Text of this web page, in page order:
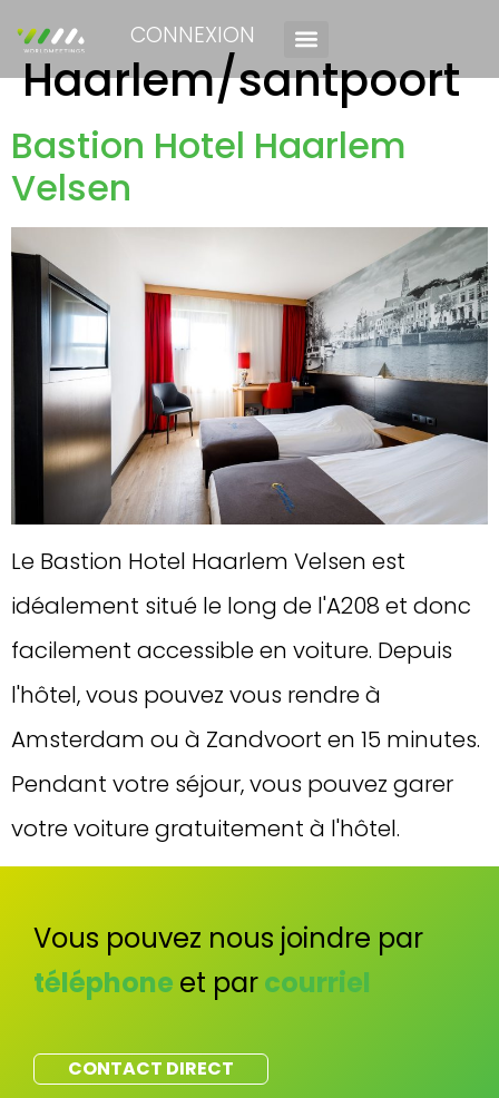
CONNEXION
Haarlem/santpoort
Bastion Hotel Haarlem
Velsen
Le Bastion Hotel Haarlem Velsen est
idéalement situé le long de l'A208 et donc
facilement accessible en voiture. Depuis
l'hôtel, vous pouvez vous rendre à
Amsterdam ou à Zandvoort en 15 minutes.
Pendant votre séjour, vous pouvez garer
votre voiture gratuitement à l'hôtel.
Vous pouvez nous joindre par
téléphone et parcourriel
CONTACT DIRECT